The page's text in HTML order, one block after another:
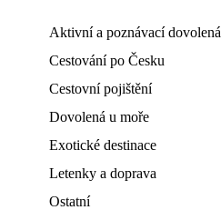
Aktivní a poznávací dovolená
Cestování po Česku
Cestovní pojištění
Dovolená u moře
Exotické destinace
Letenky a doprava
Ostatní